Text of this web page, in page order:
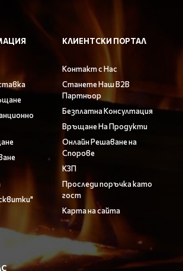
КЛИЕНТСКИ ПОРТАЛ
Контакт с Нас
Станете Наш B2B
Партньор
Безплатна Консултация
Връщане На Продукти
Онлайн Решаване на
Спорове
КЗП
Проследи поръчка като
гост
Карта на сайта